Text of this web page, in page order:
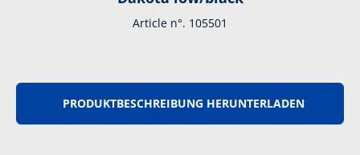
Article n°. 105501
PRODUKTBESCHREIBUNG HERUNTERLADEN